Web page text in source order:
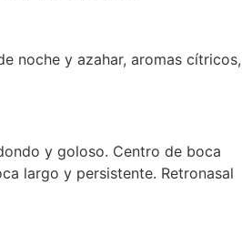
noche y azahar, aromas cítricos,
y goloso. Centro de boca
largo y persistente. Retronasal